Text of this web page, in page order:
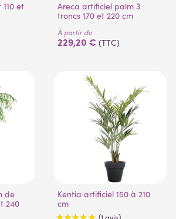
Areca artificiel palm 3
troncs 170 et 220 cm
À partir de
229,20 € (TTC)
240
Kentia artificiel 150 à 210
cm